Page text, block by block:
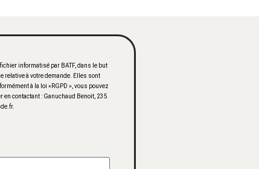
informatisé par BATF, dans le but
relative à votre demande. Elles sont
à la loi «RGPD », vous pouvez
en contactant : Ganuchaud Benoit, 235